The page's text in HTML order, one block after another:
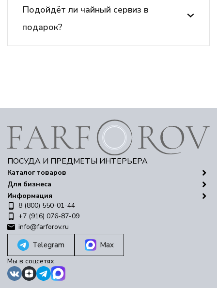
Подойдёт ли чайный сервиз в
подарок?
ПОСУДА И ПРЕДМЕТЫ ИНТЕРЬЕРА
Каталог товаров
Для бизнеса
Информация
8 (800) 550-01-44
+7 (916) 076-87-09
info@farforov.ru
Telegram Max
Мы в соцсетях